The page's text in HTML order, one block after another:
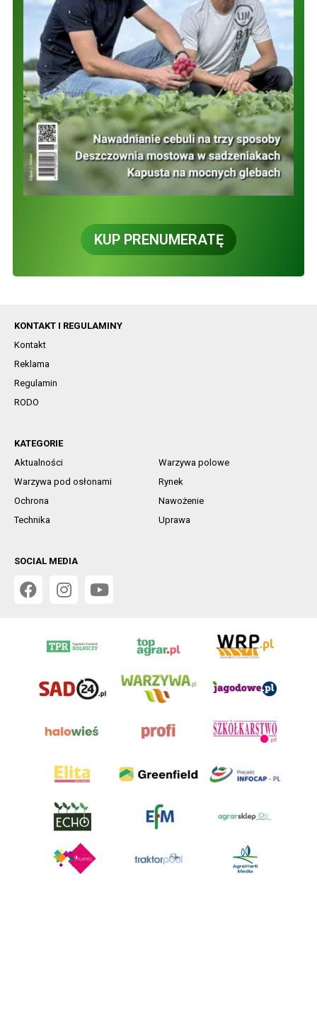
KUP PRENUMERATĘ
KONTAKT I REGULAMINY
Kontakt
Reklama
Regulamin
RODO
KATEGORIE
Aktualności
Warzywa polowe
Warzywa pod osłonami
Rynek
Ochrona
Nawożenie
Technika
Uprawa
SOCIAL MEDIA